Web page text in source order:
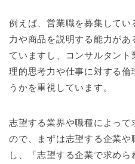
例えば、営業職を募集して
力や商品を説明する能力が
ていますし、コンサルタン
理的思考力や仕事に対する
うかを重視しています。
志望する業界や職種によっ
ので、まずは志望する企業
し、「志望する企業で求め